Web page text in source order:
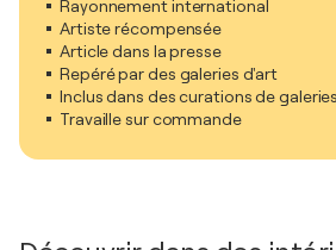
Rayonnement international
Artiste récompensée
Article dans la presse
Repéré par des galeries d'art
Inclus dans des curations de
Travaille sur commande